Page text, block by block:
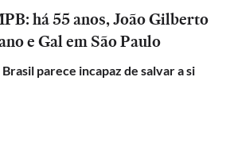
há 55 anos, João Gilberto
e Gal em São Paulo
parece incapaz de salvar a si